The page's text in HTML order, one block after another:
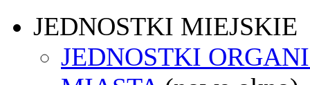
JEDNOSTKI MIEJSKIE
JEDNOSTKI